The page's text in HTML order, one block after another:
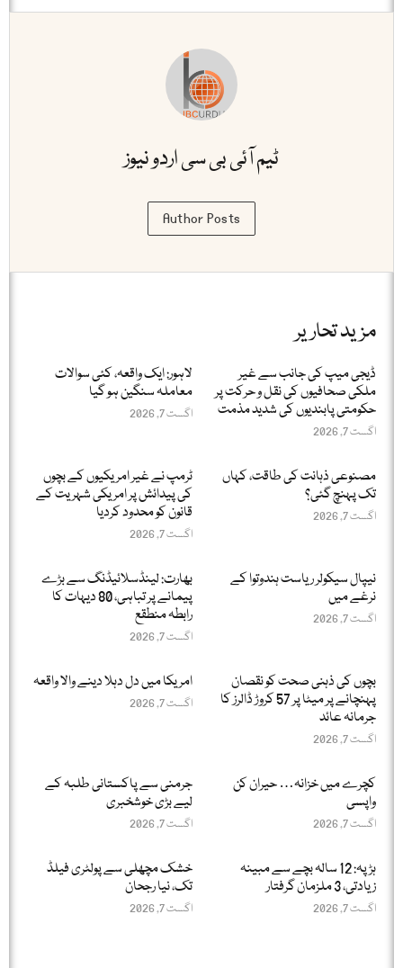
ٹیم آئی بی سی اردو نیوز
Author Posts
مزید تحاریر
ڈیجی میپ کی جانب سے غیر
ملکی صحافیوں کی نقل و حرکت پر
حکومتی پابندیوں کی شدید مذمت
اگست 7, 2026
لاہور: ایک واقعہ، کئی سوالات
معاملہ سنگین ہو گیا
اگست 7, 2026
مصنوعی ذہانت کی طاقت، کہاں
تک پہنچ گئی؟
اگست 7, 2026
ٹرمپ نے غیر امریکیوں کے بچوں
کی پیدائش پر امریکی شہریت کے
قانون کو محدود کردیا
اگست 7, 2026
نیپال سیکولر ریاست ہندوتوا کے
نرغے میں
اگست 7, 2026
بھارت: لینڈسلائیڈنگ سے بڑے
پیمانے پر تباہی، 80 دیہات کا
رابطہ منطقع
اگست 7, 2026
بچوں کی ذہنی صحت کو نقصان
پہنچانے پر میٹا پر 57 کروڑ ڈالرز کا
جرمانہ عائد
اگست 7, 2026
امریکا میں دل دہلا دینے والا واقعہ
اگست 7, 2026
کچرے میں خزانہ… حیران کن
واپسی
اگست 7, 2026
جرمنی سے پاکستانی طلبہ کے
لیے بڑی خوشخبری
اگست 7, 2026
ہڑپہ: 12 سالہ بچے سے مبینہ
زیادتی، 3 ملزمان گرفتار
اگست 7, 2026
خشک مچھلی سے پولٹری فیلڈ
تک، نیا رجحان
اگست 7, 2026